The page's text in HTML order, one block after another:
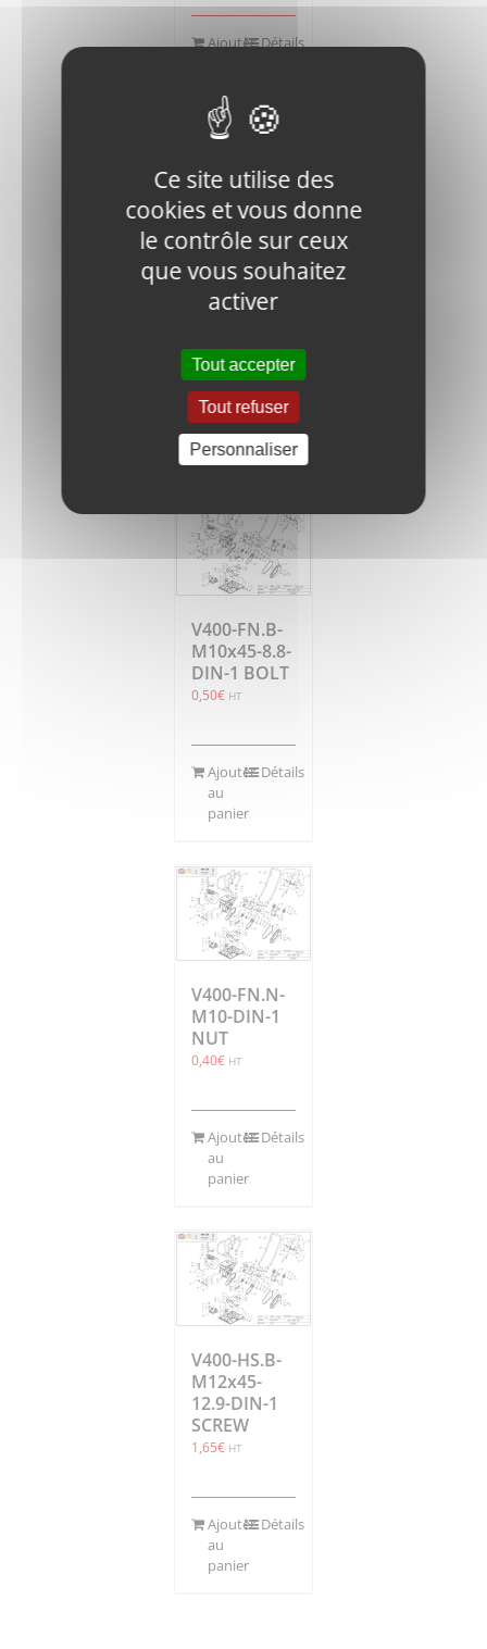
Ajouter Détails
V400-IN.N-
M12-DIN-1
LOCK NUT
Ajouter
au
panier
Détails
V400-FN.B-
M10x45-8.8-
DIN-1 BOLT
0,50€ HT
Ajouter
au
panier
Détails
V400-FN.N-
M10-DIN-1
NUT
0,40€ HT
Ajouter
au
panier
Détails
V400-HS.B-
M12x45-
12.9-DIN-1
SCREW
1,65€ HT
Ajouter
au
panier
Détails
Ce site utilise des
cookies et vous donne
le contrôle sur ceux
que vous souhaitez
activer
Tout accepter
Tout refuser
Personnaliser